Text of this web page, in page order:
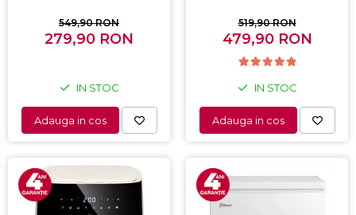
Programe predefinite,
Interfata digitala, Negru
549,90 RON
279,90 RON
IN STOC
Adauga in cos
519,90 RON
479,90 RON
IN STOC
Adauga in cos